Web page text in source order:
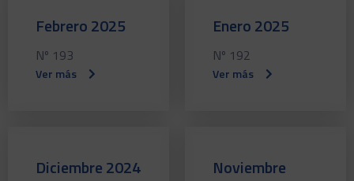
Febrero 2025
Nº 193
Ver más
Enero 2025
Nº 192
Ver más
Diciembre 2024
Noviembre